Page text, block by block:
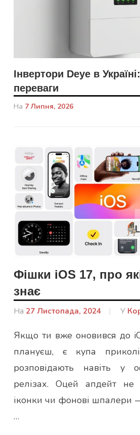
Інвертори Deye в
переваги
На 7 Липня, 2026
Фішки iOS 17, про
знає
На 27 Листопада, 2024
Від
У
Якщо ти вже оновився до
плануєш, є купа
розповідають навіть у
релізах. Оцей апдейт
іконки чи фонові шпалери
…